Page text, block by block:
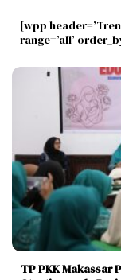
[wpp
range=’all’
TP PKK Makassar